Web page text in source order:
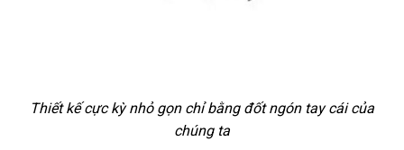
Thiết kế cực kỳ nhỏ gọn chỉ bằng đốt ngón tay cái của
chúng ta